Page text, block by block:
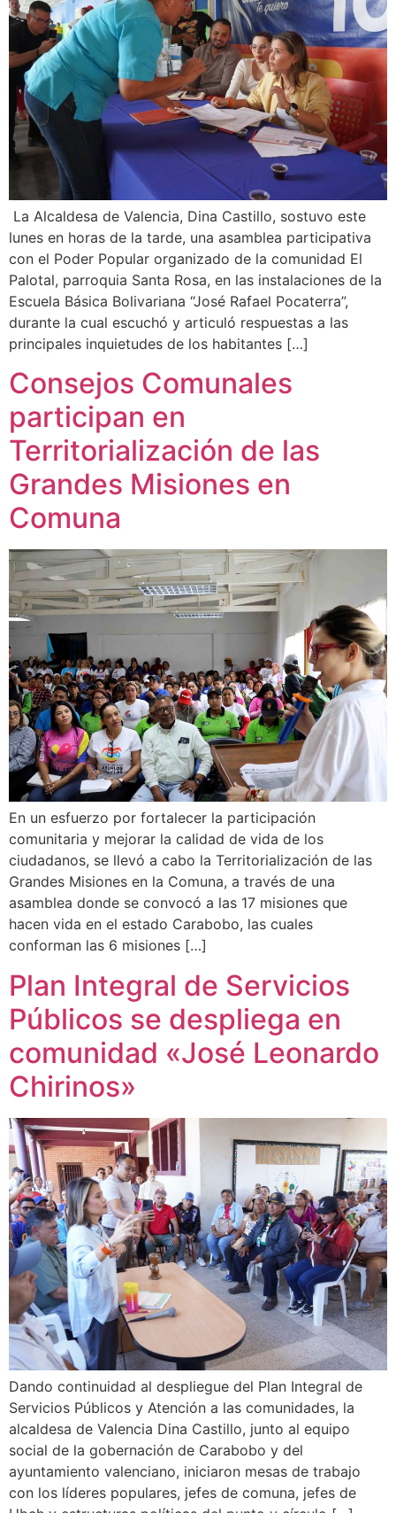
La Alcaldesa de Valencia, Dina Castillo, sostuvo este
lunes en horas de la tarde, una asamblea participativa
con el Poder Popular organizado de la comunidad El
Palotal, parroquia Santa Rosa, en las instalaciones de la
Escuela Básica Bolivariana “José Rafael Pocaterra”,
durante la cual escuchó y articuló respuestas a las
principales inquietudes de los habitantes […]
Consejos Comunales
participan en
Territorialización de las
Grandes Misiones en
Comuna
En un esfuerzo por fortalecer la participación
comunitaria y mejorar la calidad de vida de los
ciudadanos, se llevó a cabo la Territorialización de las
Grandes Misiones en la Comuna, a través de una
asamblea donde se convocó a las 17 misiones que
hacen vida en el estado Carabobo, las cuales
conforman las 6 misiones […]
Plan Integral de Servicios
Públicos se despliega en
comunidad «José Leonardo
Chirinos»
Dando continuidad al despliegue del Plan Integral de
Servicios Públicos y Atención a las comunidades, la
alcaldesa de Valencia Dina Castillo, junto al equipo
social de la gobernación de Carabobo y del
ayuntamiento valenciano, iniciaron mesas de trabajo
con los líderes populares, jefes de comuna, jefes de